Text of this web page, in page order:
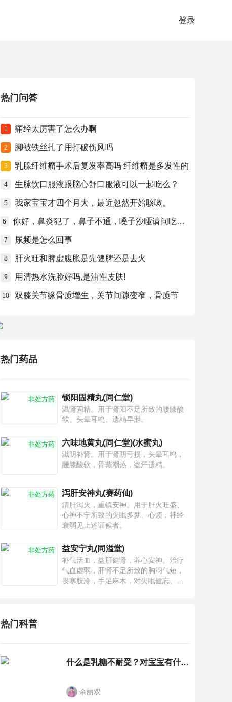
登录
热门问答
1 痛经太厉害了怎么办啊
2 脚被铁丝扎了用打破伤风吗
3 乳腺纤维瘤手术后复发率高吗 纤维瘤是多发性的
4 生脉饮口服液跟脑心舒口服液可以一起吃么？
5 我家宝宝才四个月大，最近忽然开始咳嗽。
6 你好，鼻炎犯了，鼻子不通，嗓子沙哑请问吃什么药比较好？
7 尿频是怎么回事
8 肝火旺和脾虚腹胀是先健脾还是去火
9 用清热水洗脸好吗,是油性皮肤!
10 双膝关节缘骨质增生，关节间隙变窄，骨质节
热门药品
非处方药 锁阳固精丸(同仁堂)
温肾固精。用于肾阳不足所致的腰膝酸
软、头晕耳鸣、遗精早泄。
非处方药 六味地黄丸(同仁堂)(水蜜丸)
滋阴补肾。用于肾阴亏损，头晕耳鸣，
腰膝酸软，骨蒸潮热，盗汗遗精。
非处方药 泻肝安神丸(赛药仙)
清肝泻火，重镇安神。用于肝火旺盛、
心神不宁所致的失眠多梦、心烦；神经
衰弱见上述证候者。
非处方药 益安宁丸(同溢堂)
补气活血，益肝健肾，养心安神。治疗
气血虚弱，肝肾不足所致的胸闷气短，
畏寒肢冷，手足麻木，对失眠健忘、神
热门科普
什么是乳糖不耐受？对宝宝有什么影响？
余丽双